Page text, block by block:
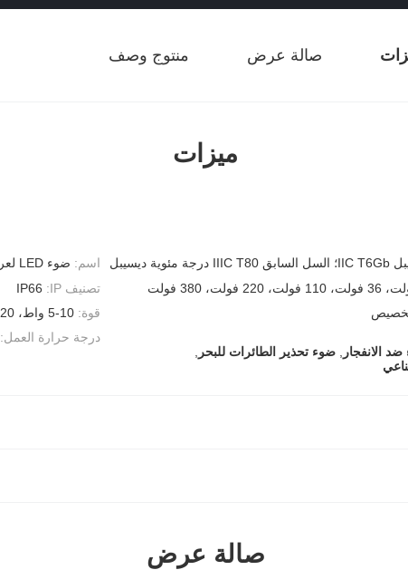
صالة عرض منتوج وصف
ميزات
اسم: ضوء LED لعرقلة الطيران مقاوم للانفجار
تصنيف IP:
IP66
قوة: 5-10 واط، 20 واط، 40 واط
درجة حرارة العمل:
الانفجار
ضوء تحذير الطائرات للبحر
صالة عرض